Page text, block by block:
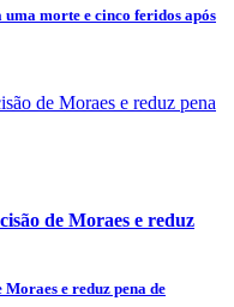
morte e cinco feridos após
de Moraes e reduz
e reduz pena de